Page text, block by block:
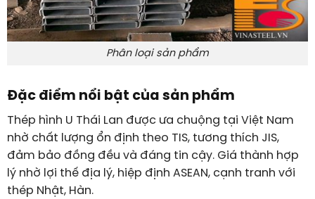
Phân loại sản phẩm
Đặc điểm nổi bật của sản phẩm
Thép hình U Thái Lan được ưa chuộng tại Việt Nam
nhờ chất lượng ổn định theo TIS, tương thích JIS,
đảm bảo đồng đều và đáng tin cậy. Giá thành hợp
lý nhờ lợi thế địa lý, hiệp định ASEAN, cạnh tranh với
thép Nhật, Hàn.